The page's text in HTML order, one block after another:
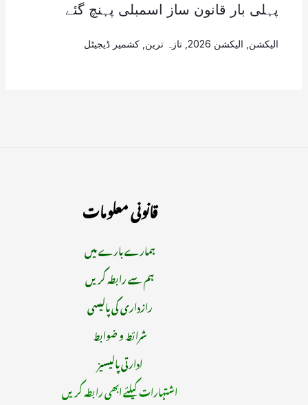
پہلی بار قانون ساز اسمبلی پہنچ گئے
الیکشن الیکشن 2026 , تازہ ترین کشمیر ڈیجیٹل
قانونی معلومات
ہمارے بارے میں
ہم سے رابطہ کریں
رازداری کی پالیسی
شرائط و ضوابط
ادارتی پالیسیز
اشتہارات کیلئے ابھی رابطہ کریں